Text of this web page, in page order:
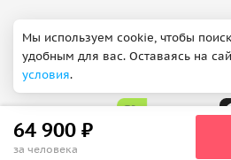
64 900 ₽
за человека
© 2012 - 2026 ООО
Сделано в
Мы используем cookie, чтобы
удобным для вас. Оставаясь на
условия.